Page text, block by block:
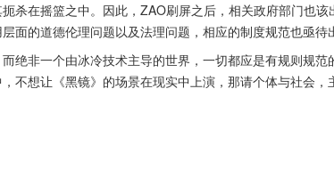
杀在摇篮之中。因此，ZAO刷屏之后，相关政府部门也该
面的道德伦理问题以及法理问题，相应的制度规范也亟待
绝非一个由冰冷技术主导的世界，一切都应是有规则规范
不想让《黑镜》的场景在现实中上演，那请个体与社会，